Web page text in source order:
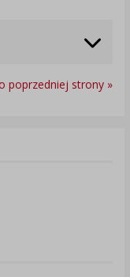
poprzedniej strony »